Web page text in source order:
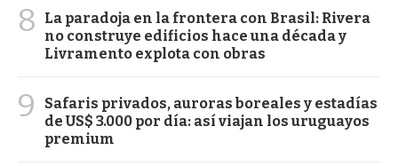
8
La paradoja en la frontera con Brasil: Rivera
no construye edificios hace una década y
Livramento explota con obras
9
Safaris privados, auroras boreales y estadías
de US$ 3.000 por día: así viajan los uruguayos
premium